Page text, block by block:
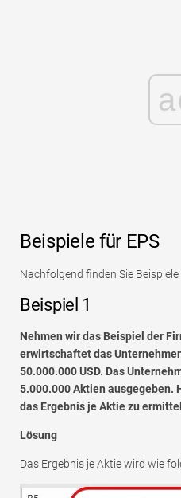
Beispiele für EPS
Nachfolgend finden Sie
Beispiel 1
Nehmen wir das Beispiel der
erwirtschaftet das
50.000.000 USD. Das
5.000.000 Aktien ausgegeben.
das Ergebnis je Aktie zu
Lösung
Das Ergebnis je Aktie wird wie